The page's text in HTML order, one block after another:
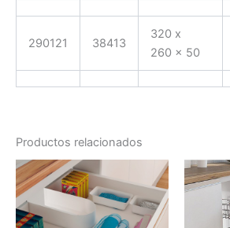
290121 38413
320 x
260 x 50
Productos relacionados